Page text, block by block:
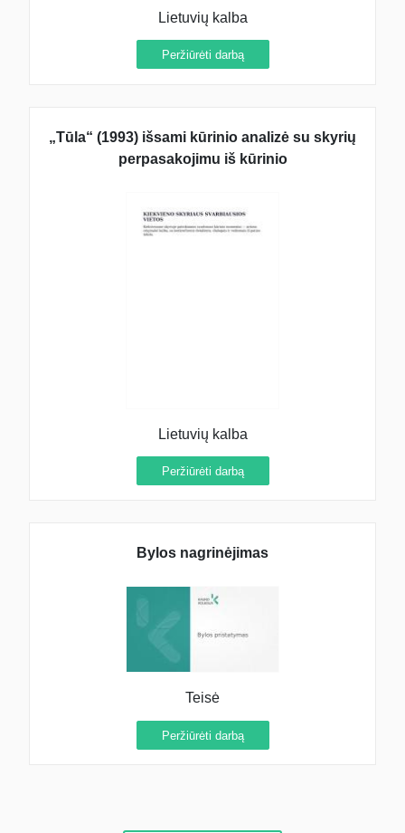
Lietuvių kalba
Peržiūrėti darbą
„Tūla“ (1993) išsami kūrinio analizė su skyrių
perpasakojimu iš kūrinio
Lietuvių kalba
Peržiūrėti darbą
Bylos nagrinėjimas
Teisė
Peržiūrėti darbą